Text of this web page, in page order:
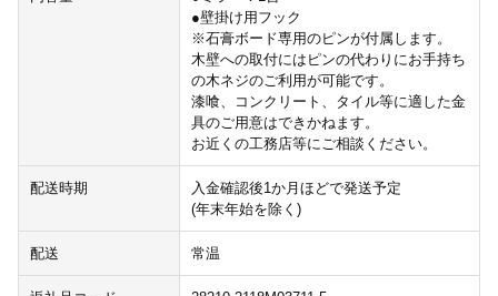
●壁掛け用フック
※石膏ボード専用のピンが付属します。
木壁への取付にはピンの代わりにお手持ち
の木ネジのご利用が可能です。
漆喰、コンクリート、タイル等に適した金
具のご用意はできかねます。
お近くの工務店等にご相談ください。
配送時期
入金確認後1か月ほどで発送予定
(年末年始を除く)
配送 常温